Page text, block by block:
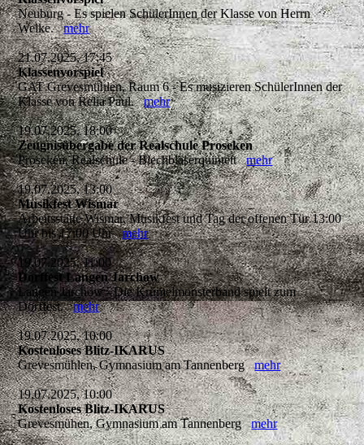
Neuburg - Es spielen SchülerInnen der Klasse von Herrn
Welke.mehr
21.07.2025, 17:45
Klassenvorspiel
GAT Grevesmühlen, Raum 6 - Es musizieren SchülerInnen der
Klasse von Relia Paul.mehr
19.07.2025, 18:00
Zeugnisübergabe der Realschule Proseken
Proseken, Realschule - Blechbläserquintettmehr
19.07.2025, 13:00
Musikfest Wismar
Arbeitsstätte Wismar, Musikfest und Tag der offenen Tür 13:00
Uhr bis 17:00 Uhrmehr
19.07.2025, 11:00
Dorffest Langen Jarchow
Langen Jarchow - Die Krümelmonsterband spielt zum
Dorffest.mehr
19.07.2025, 10:00
Kostenloses Blitz-IKARUS
Grevesmühlen, Gymnasium am Tannenbergmehr
19.07.2025, 10:00
Kostenloses Blitz-IKARUS
Grevesmühen, Gymnasium am Tannenbergmehr